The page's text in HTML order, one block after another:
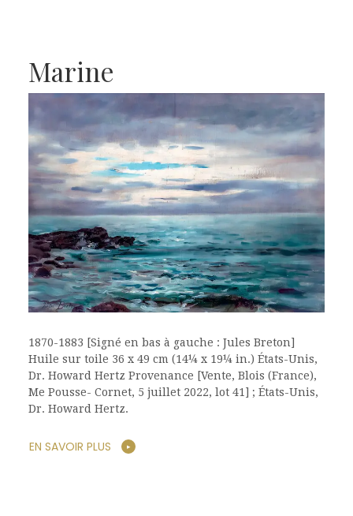
Marine
1870-1883 [Signé en bas à gauche : Jules Breton]
Huile sur toile 36 x 49 cm (14¼ x 19¼ in.) États-Unis,
Dr. Howard Hertz Provenance [Vente, Blois (France),
Me Pousse- Cornet, 5 juillet 2022, lot 41] ; États-Unis,
Dr. Howard Hertz.
EN SAVOIR PLUS